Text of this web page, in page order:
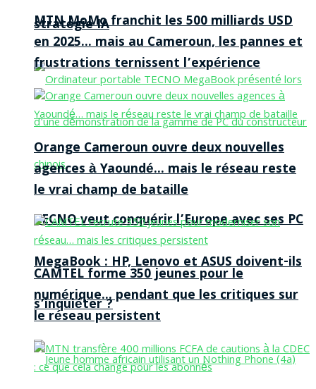
stratégie IA
TECNO veut conquérir l’Europe avec ses PC
MegaBook : HP, Lenovo et ASUS doivent-ils
s’inquiéter ?
MTN MoMo franchit les 500 milliards USD
en 2025… mais au Cameroun, les pannes et
frustrations ternissent l’expérience
Orange Cameroun ouvre deux nouvelles
agences à Yaoundé… mais le réseau reste
le vrai champ de bataille
CAMTEL forme 350 jeunes pour le
numérique… pendant que les critiques sur
le réseau persistent